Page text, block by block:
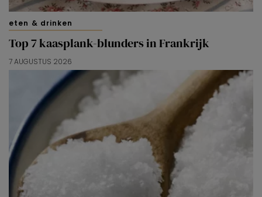
eten & drinken
Top 7 kaasplank-blunders in Frankrijk
7 AUGUSTUS 2026